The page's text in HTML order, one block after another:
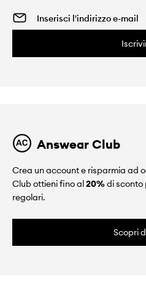
Answear Club
Crea un account e risparmia ad
Club ottieni fino al20%di sconto
regolari.
Scopri